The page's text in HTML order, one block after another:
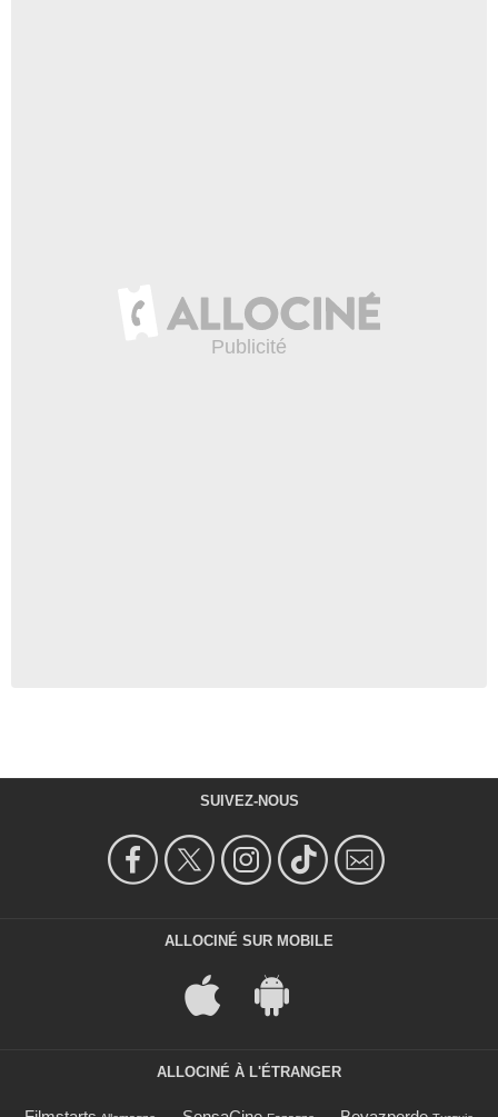
SUIVEZ-NOUS
ALLOCINÉ SUR MOBILE
ALLOCINÉ À L'ÉTRANGER